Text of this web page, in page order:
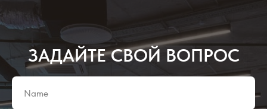
ЗАДАЙТЕ СВОЙ ВОПРОС